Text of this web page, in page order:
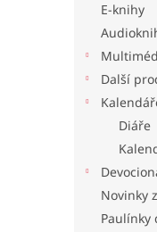
E-knihy
Další
Diáře
Novinky
Paulínky